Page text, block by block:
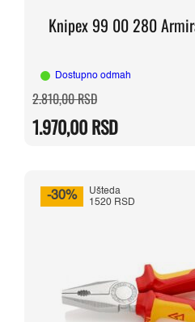
Knipex 99 00 280
Dostupno odmah
2.810,00RSDOriginalna
cena
bila:
2.810,00 RSD.
1.970,00RSD
Trenutna
cena
1.970,00 RSD.
-30%
Ušteda
1520 RSD